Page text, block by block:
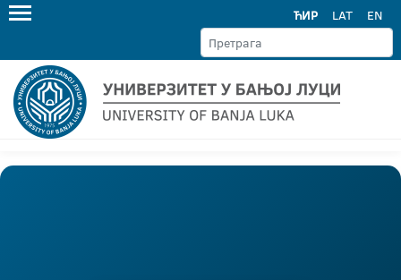
ЋИР LAT EN